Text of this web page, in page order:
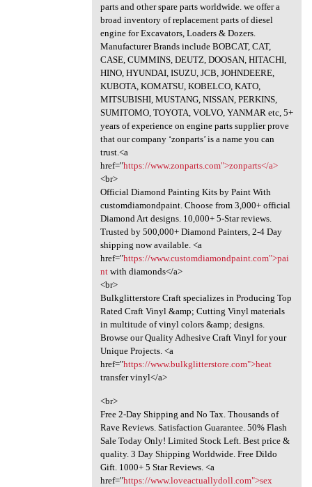
parts and other spare parts worldwide. we offer a
broad inventory of replacement parts of diesel
engine for Excavators, Loaders & Dozers.
Manufacturer Brands include BOBCAT, CAT,
CASE, CUMMINS, DEUTZ, DOOSAN, HITACHI,
HINO, HYUNDAI, ISUZU, JCB, JOHNDEERE,
KUBOTA, KOMATSU, KOBELCO, KATO,
MITSUBISHI, MUSTANG, NISSAN, PERKINS,
SUMITOMO, TOYOTA, VOLVO, YANMAR etc, 5+
years of experience on engine parts supplier prove
that our company ‘zonparts’ is a name you can
trust.<a
href="https://www.zonparts.com">zonparts</a>
<br>
Official Diamond Painting Kits by Paint With
customdiamondpaint. Choose from 3,000+ official
Diamond Art designs. 10,000+ 5-Star reviews.
Trusted by 500,000+ Diamond Painters, 2-4 Day
shipping now available. <a
href="https://www.customdiamondpaint.com">pai
ntwith diamonds</a>
<br>
Bulkglitterstore Craft specializes in Producing Top
Rated Craft Vinyl &amp; Cutting Vinyl materials
in multitude of vinyl colors &amp; designs.
Browse our Quality Adhesive Craft Vinyl for your
Unique Projects. <a
href="https://www.bulkglitterstore.com">heat
transfer vinyl</a>
<br>
Free 2-Day Shipping and No Tax. Thousands of
Rave Reviews. Satisfaction Guarantee. 50% Flash
Sale Today Only! Limited Stock Left. Best price &
quality. 3 Day Shipping Worldwide. Free Dildo
Gift. 1000+ 5 Star Reviews. <a
href="https://www.loveactuallydoll.com">sex